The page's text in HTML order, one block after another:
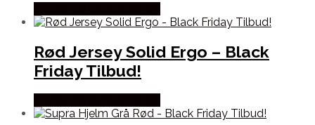
Rød Jersey Solid Ergo – Black
Friday Tilbud!